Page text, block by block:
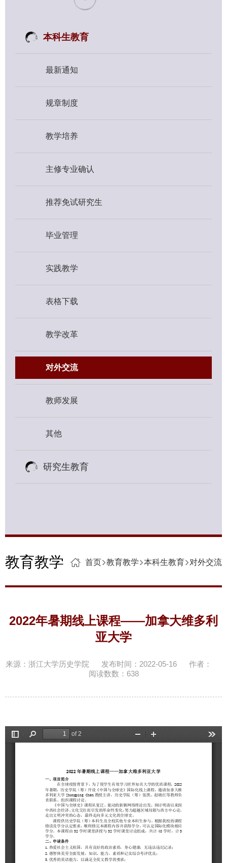
本科生教育
最新通知
规章制度
教学培养
主修专业确认
推荐免试研究生
毕业管理
实践教学
表格下载
教学改革
对外交流
教师发展
其他
研究生教育
教育教学 首页 教育教学 本科生教育 对外交流
2022年暑期线上课程——加拿大维多利
亚大学
来源：浙江大学历史学院 发布时间：2022-05-16
作者：
阅读数数： 638